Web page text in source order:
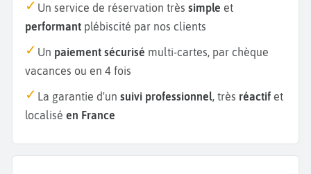
Un service de réservation très simple et
performant plébiscité par nos clients
Un paiement sécurisé multi-cartes, par chèque
vacances ou en 4 fois
La garantie d'un suivi professionnel, très réactif et
localisé en France